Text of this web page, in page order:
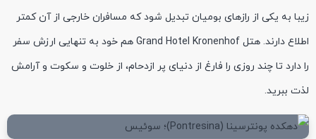
زیبا به یکی از رازهای بومیان تبدیل شود که مسافران خارجی از آن کمتر
اطلاع دارند. هتل Grand Hotel Kronenhof هم خود به تنهایی ارزش سفر
را دارد تا چند روزی را فارغ از دنیای پر ازدحام، از خلوت و سکوت و آرامش
لذت ببرید.